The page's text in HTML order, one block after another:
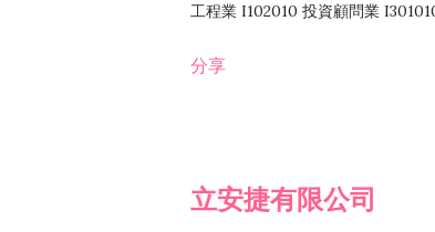
工程業 I102010 投資顧問業
務 F102030 菸酒批發業 F203020
分享
立安捷有限公司